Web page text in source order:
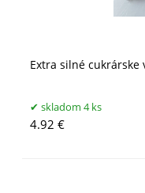
Extra silné cukrárske
skladom 4 ks
4.92 €